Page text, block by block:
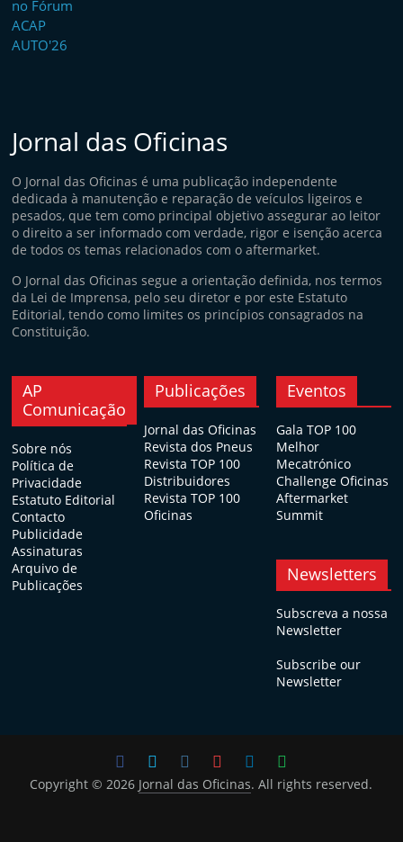
Jornal das Oficinas
O Jornal das Oficinas é uma publicação independente
dedicada à manutenção e reparação de veículos ligeiros e
pesados, que tem como principal objetivo assegurar ao leitor
o direito a ser informado com verdade, rigor e isenção acerca
de todos os temas relacionados com o aftermarket.
O Jornal das Oficinas segue a orientação definida, nos termos
da Lei de Imprensa, pelo seu diretor e por este Estatuto
Editorial, tendo como limites os princípios consagrados na
Constituição.
AP
Comunicação
Sobre nós
Política de
Privacidade
Estatuto Editorial
Contacto
Publicidade
Assinaturas
Arquivo de
Publicações
Publicações
Jornal das Oficinas
Revista dos Pneus
Revista TOP 100
Distribuidores
Revista TOP 100
Oficinas
Eventos
Gala TOP 100
Melhor
Mecatrónico
Challenge Oficinas
Aftermarket
Summit
Newsletters
Subscreva a nossa
Newsletter
Subscribe our
Newsletter
Copyright © 2026 Jornal das Oficinas. All rights reserved.